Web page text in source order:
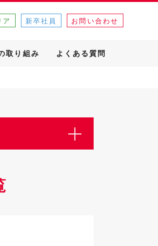
ア 新卒社員 お問い合わせ
取り組み よくある質問